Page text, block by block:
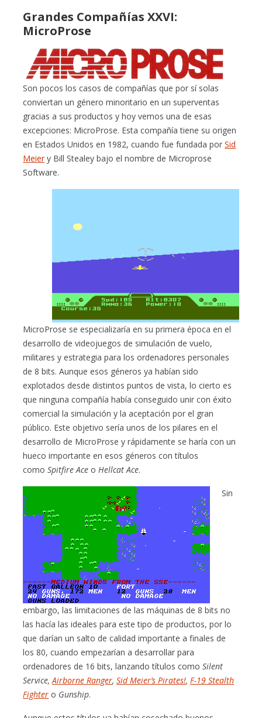
Grandes Compañías XXVI:
MicroProse
Son pocos los casos de compañías que por sí solas
conviertan un género minoritario en un superventas
gracias a sus productos y hoy vemos una de esas
excepciones: MicroProse. Esta compañía tiene su origen
en Estados Unidos en 1982, cuando fue fundada porSid
Meiery Bill Stealey bajo el nombre de Microprose
Software.
MicroProse se especializaría en su primera época en el
desarrollo de videojuegos de simulación de vuelo,
militares y estrategia para los ordenadores personales
de 8 bits. Aunque esos géneros ya habían sido
explotados desde distintos puntos de vista, lo cierto es
que ninguna compañía había conseguido unir con éxito
comercial la simulación y la aceptación por el gran
público. Este objetivo sería unos de los pilares en el
desarrollo de MicroProse y rápidamente se haría con un
hueco importante en esos géneros con títulos
comoSpitfire Ace oHellcat Ace.
Sin
embargo, las limitaciones de las máquinas de 8 bits no
las hacía las ideales para este tipo de productos, por lo
que darían un salto de calidad importante a finales de
los 80, cuando empezarían a desarrollar para
ordenadores de 16 bits, lanzando títulos comoSilent
Service,Airborne Ranger,Sid Meier’s Pirates!,F-19 Stealth
Fighter o Gunship.